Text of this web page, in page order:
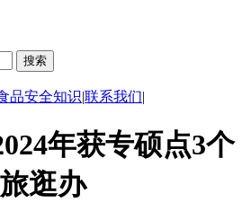
品安全知识|联系我们|
年获专硕点3个
逛办